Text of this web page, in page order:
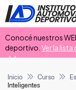
Conocé nuestros
deportivo. Ver la
Inicio Curso
Inteligentes